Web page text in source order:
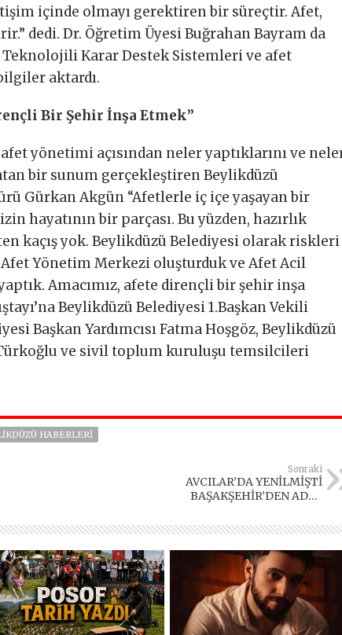
içinde olmayı gerektiren bir süreçtir. Afet,
dedi. Dr. Öğretim Üyesi Buğrahan Bayram da
Teknolojili Karar Destek Sistemleri ve afet
aktardı.
Bir Şehir İnşa Etmek”
yönetimi açısından neler yaptıklarını ve
bir sunum gerçekleştiren Beylikdüzü
Gürkan Akgün “Afetlerle iç içe yaşayan bir
hayatının bir parçası. Bu yüzden, hazırlık
kaçış yok. Beylikdüzü Belediyesi olarak riskleri
Yönetim Merkezi oluşturduk ve Afet Acil
Amacımız, afete dirençli bir şehir inşa
Beylikdüzü Belediyesi 1.Başkan Vekili
Başkan Yardımcısı Fatma Hoşgöz, Beylikdüzü
ve sivil toplum kuruluşu temsilcileri
HABERLERI
Sonraki
AVCILAR’DA YENİLMİŞTİ
BAŞAKŞEHİR’DEN ADAY